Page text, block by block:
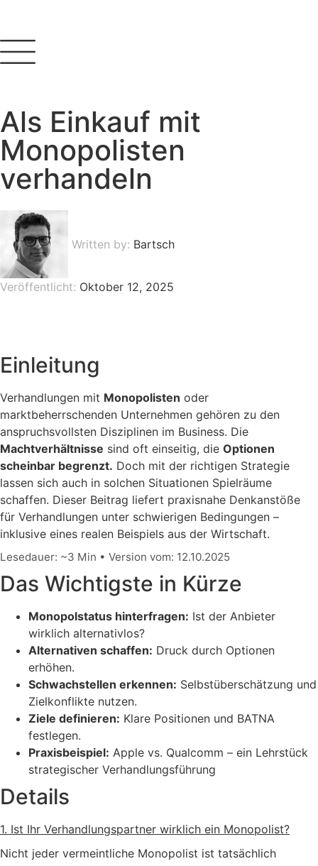
Als Einkauf mit
Monopolisten
verhandeln
Written by: Bartsch
Veröffentlicht: Oktober 12, 2025
Einleitung
Verhandlungen mit Monopolisten oder
marktbeherrschenden Unternehmen gehören zu den
anspruchsvollsten Disziplinen im Business. Die
Machtverhältnisse sind oft einseitig, die Optionen
scheinbar begrenzt. Doch mit der richtigen Strategie
lassen sich auch in solchen Situationen Spielräume
schaffen. Dieser Beitrag liefert praxisnahe Denkanstöße
für Verhandlungen unter schwierigen Bedingungen –
inklusive eines realen Beispiels aus der Wirtschaft.
Lesedauer: ~3 Min • Version vom: 12.10.2025
Das Wichtigste in Kürze
Monopolstatus hinterfragen: Ist der Anbieter
wirklich alternativlos?
Alternativen schaffen: Druck durch Optionen
erhöhen.
Schwachstellen erkennen: Selbstüberschätzung und
Zielkonflikte nutzen.
Ziele definieren: Klare Positionen und BATNA
festlegen.
Praxisbeispiel: Apple vs. Qualcomm – ein Lehrstück
strategischer Verhandlungsführung
Details
1. Ist Ihr Verhandlungspartner wirklich ein Monopolist?
Nicht jeder vermeintliche Monopolist ist tatsächlich